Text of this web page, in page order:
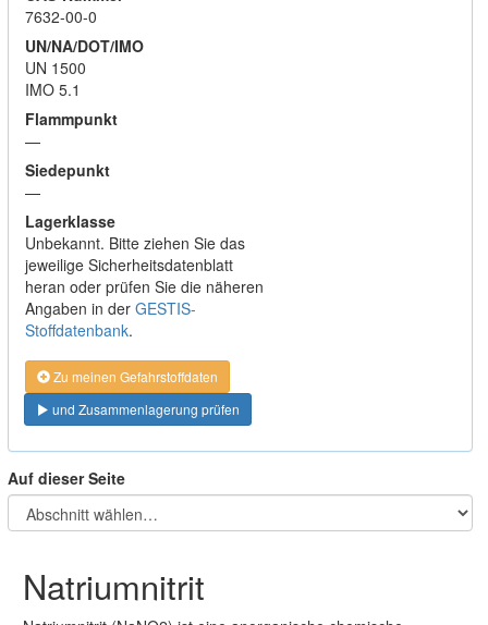
7632-00-0
UN/NA/DOT/IMO
UN 1500
IMO 5.1
Flammpunkt
—
Siedepunkt
—
Lagerklasse
Unbekannt. Bitte ziehen Sie das
jeweilige Sicherheitsdatenblatt
heran oder prüfen Sie die näheren
Angaben in der GESTIS-
Stoffdatenbank.
Zu meinen Gefahrstoffdaten
und Zusammenlagerung prüfen
Auf dieser Seite
Natriumnitrit